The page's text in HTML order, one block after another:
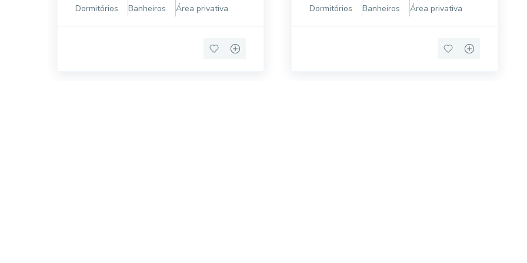
privativa. Ficam 2 splits e o cooktop. Sala de
estar e jantar com sacada. vaga cober
Dormitórios Banheiros Área privativa
cozinha é integrada à área de serviço com
divisória em vidro, trazendo praticidade ao
Dormitórios Banheiros Área privativa